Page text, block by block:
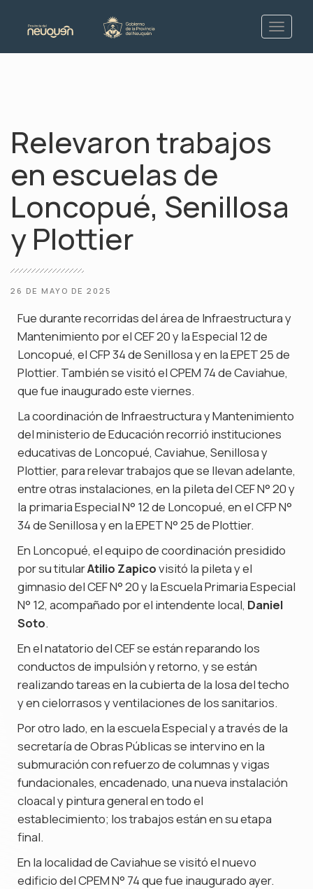
Relevaron trabajos
en escuelas de
Loncopué, Senillosa
y Plottier
26 DE MAYO DE 2025
Fue durante recorridas del área de Infraestructura y
Mantenimiento por el CEF 20 y la Especial 12 de
Loncopué, el CFP 34 de Senillosa y en la EPET 25 de
Plottier. También se visitó el CPEM 74 de Caviahue,
que fue inaugurado este viernes.
La coordinación de Infraestructura y Mantenimiento
del ministerio de Educación recorrió instituciones
educativas de Loncopué, Caviahue, Senillosa y
Plottier, para relevar trabajos que se llevan adelante,
entre otras instalaciones, en la pileta del CEF N° 20 y
la primaria Especial N° 12 de Loncopué, en el CFP N°
34 de Senillosa y en la EPET N° 25 de Plottier.
En Loncopué, el equipo de coordinación presidido
por su titularAtilio Zapicovisitó la pileta y el
gimnasio del CEF N° 20 y la Escuela Primaria Especial
N° 12, acompañado por el intendente local, Daniel
Soto.
En el natatorio del CEF se están reparando los
conductos de impulsión y retorno, y se están
realizando tareas en la cubierta de la losa del techo
y en cielorrasos y ventilaciones de los sanitarios.
Por otro lado, en la escuela Especial y a través de la
secretaría de Obras Públicas se intervino en la
submuración con refuerzo de columnas y vigas
fundacionales, encadenado, una nueva instalación
cloacal y pintura general en todo el
establecimiento; los trabajos están en su etapa
final.
En la localidad de Caviahue se visitó el nuevo
edificio del CPEM N° 74 que fue inaugurado ayer.